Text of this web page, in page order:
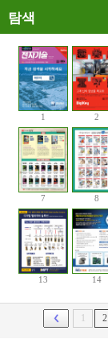
탐색
1 2
7 8
13 14
2